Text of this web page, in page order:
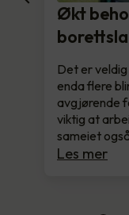
Økt
Det er
enda flere
avgjørende
viktig at
sameiet
Les mer